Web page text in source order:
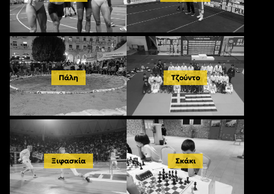
Πάλη Τζούντο
Ξιφασκία Σκάκι